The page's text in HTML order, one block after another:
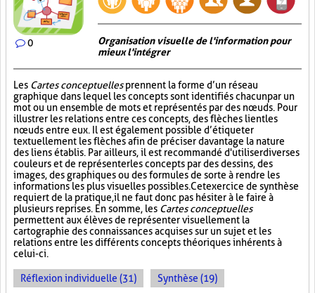
0
Organisation visuelle de l'information pour
mieux l'intégrer
Les Cartes conceptuellesprennent la forme d’un réseau
graphique dans lequel les concepts sont identifiés chacun par un
mot ou un ensemble de mots et représentés par des nœuds. Pour
illustrer les relations entre ces concepts, des flèches lient les
nœuds entre eux. Il est également possible d’étiqueter
textuellement les flèches afin de préciser davantage la nature
des liens établis. Par ailleurs, il est recommandé d'utiliser diverses
couleurs et de représenter les concepts par des dessins, des
images, des graphiques ou des formules de sorte à rendre les
informations les plus visuelles possibles. Cet exercice de synthèse
requiert de la pratique, il ne faut donc pas hésiter à le faire à
plusieurs reprises. En somme, les Cartes conceptuelles
permettent aux élèves de représenter visuellement la
cartographie des connaissances acquises sur un sujet et les
relations entre les différents concepts théoriques inhérents à
celui-ci.
Réflexion individuelle (31) Synthèse (19)